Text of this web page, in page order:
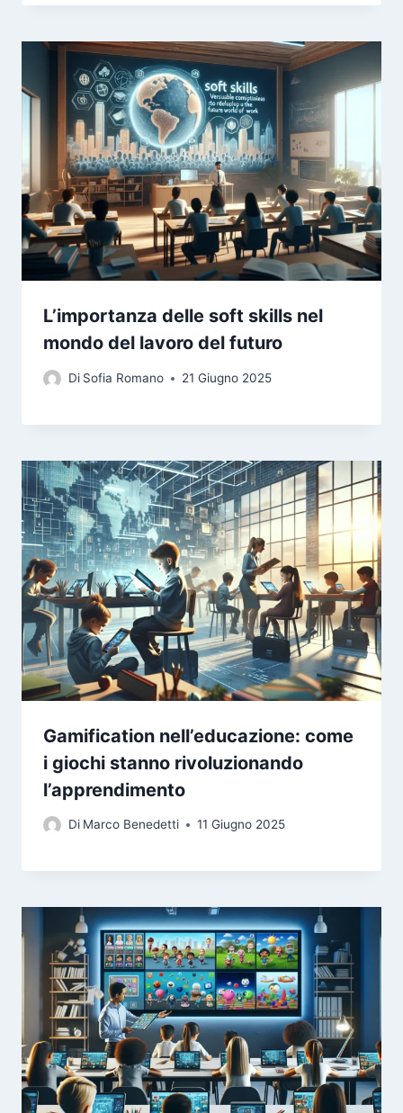
L’importanza delle soft skills nel
mondo del lavoro del futuro
Di Sofia Romano 21 Giugno 2025
Gamification nell’educazione: come
i giochi stanno rivoluzionando
l’apprendimento
Di Marco Benedetti 11 Giugno 2025